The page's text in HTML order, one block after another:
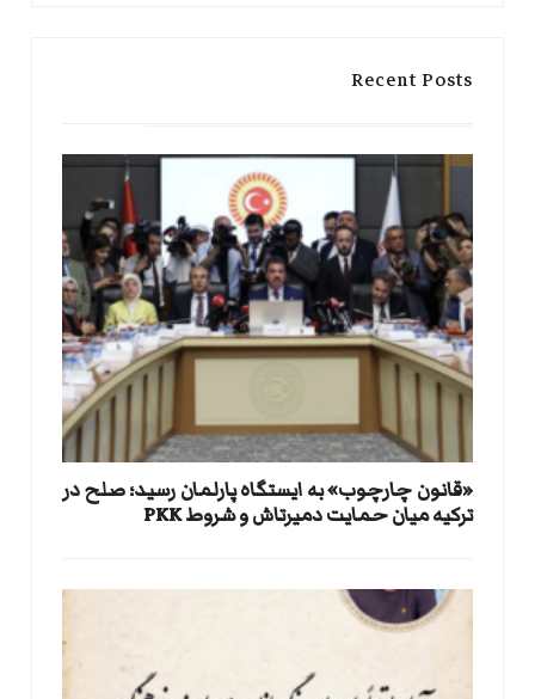
Recent Posts
«قانون چارچوب» به ایستگاه پارلمان رسید؛ صلح در
ترکیه میان حمایت دمیرتاش و شروط PKK